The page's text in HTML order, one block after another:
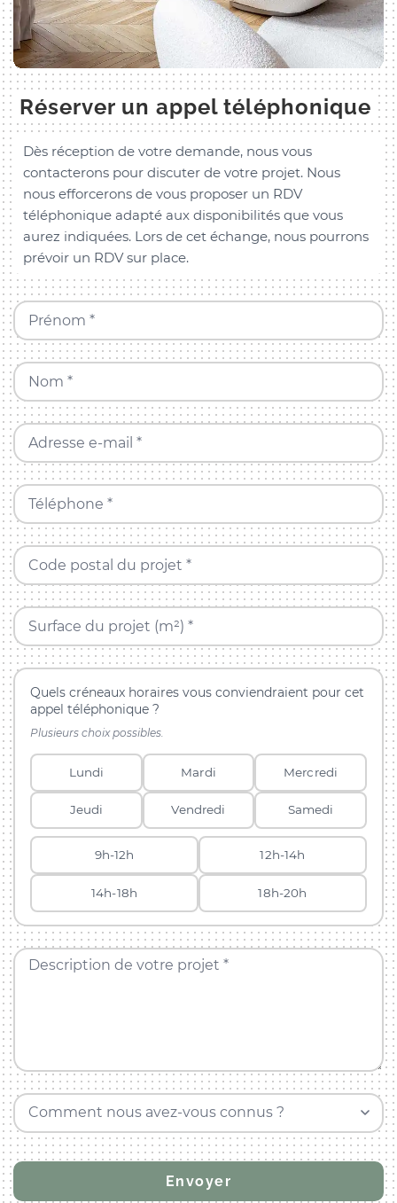
Réserver un appel téléphonique
Dès réception de votre demande, nous vous
contacterons pour discuter de votre projet. Nous
nous efforcerons de vous proposer un RDV
téléphonique adapté aux disponibilités que vous
aurez indiquées. Lors de cet échange, nous pourrons
prévoir un RDV sur place.
Prénom *
Nom *
Adresse e-mail *
Téléphone *
Code postal du projet *
Surface du projet (m²) *
Quels créneaux horaires vous conviendraient pour cet
appel téléphonique ?
Plusieurs choix possibles.
Lundi Mardi Mercredi
Jeudi Vendredi Samedi
9h-12h 12h-14h
14h-18h 18h-20h
Description de votre projet *
Comment nous avez-vous connus ?